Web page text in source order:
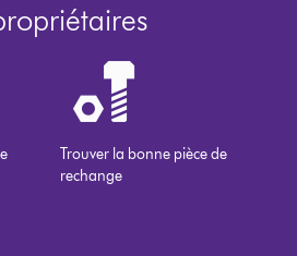
Trouver la bonne pièce de
rechange